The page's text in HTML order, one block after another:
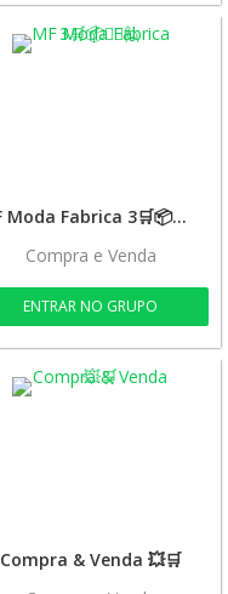
MF Moda Fabrica 3🛒📦🙋‍♂️🙋
Compra e Venda
ENTRAR NO GRUPO
Compra & Venda 💥🛒